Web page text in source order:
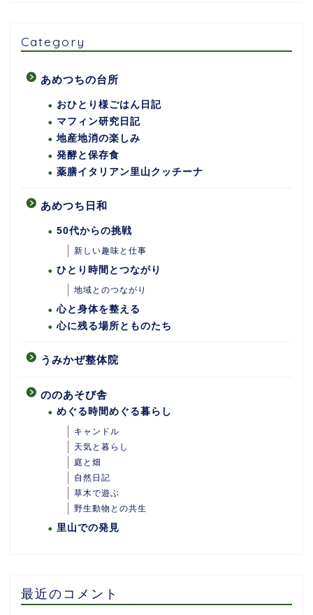
Category
あめつちの台所
おひとり様ごはん日記
マフィン研究日記
地産地消の楽しみ
発酵と保存食
薬膳イタリアン里山クッチーナ
あめつち日和
50代からの挑戦
新しい趣味と仕事
ひとり時間とつながり
地域とのつながり
心と身体を整える
心に残る場所とものたち
うみかぜ整体院
ののあそび舎
めぐる時間めぐる暮らし
キャンドル
天気と暮らし
庭と畑
自然日記
草木で遊ぶ
野生動物との共生
里山での発見
最近のコメント